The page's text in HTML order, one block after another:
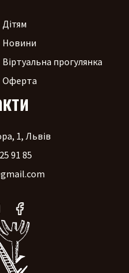
Дітям
Новини
Віртуальна прогулянка
Оферта
1, Львів
91 85